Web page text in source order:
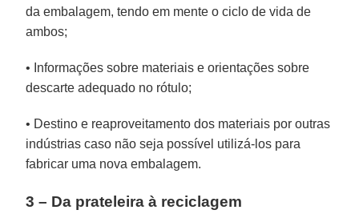
da embalagem, tendo em mente o ciclo de vida de
ambos;
• Informações sobre materiais e orientações sobre
descarte adequado no rótulo;
• Destino e reaproveitamento dos materiais por outras
indústrias caso não seja possível utilizá-los para
fabricar uma nova embalagem.
3 – Da prateleira à reciclagem